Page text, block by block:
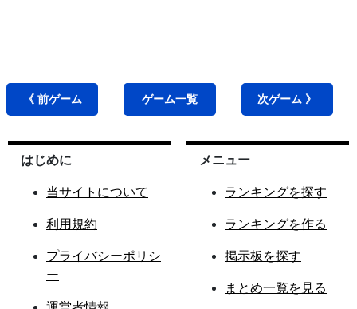
《 前ゲーム ゲーム一覧 次ゲーム 》
はじめに
当サイトについて
利用規約
プライバシーポリシ
ー
メニュー
ランキングを探す
ランキングを作る
掲示板を探す
まとめ一覧を見る